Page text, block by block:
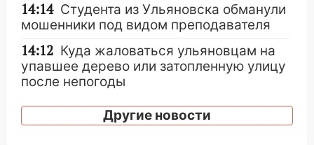
14:14 Студента из Ульяновска обманули
мошенники под видом преподавателя
14:12 Куда жаловаться ульяновцам на
упавшее дерево или затопленную улицу
после непогоды
13:59 В Новом городе ураганным
ветром сорвало опалубку со
Другие новости